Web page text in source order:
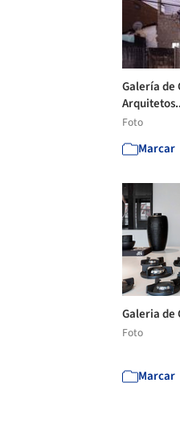
Galería de
Foto
Marcar
Galeria de
Foto
Marcar